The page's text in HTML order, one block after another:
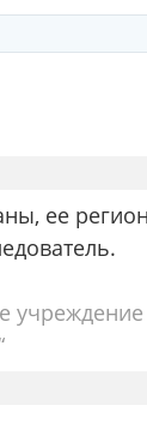
ее
учреждение